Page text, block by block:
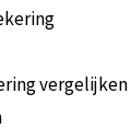
vergelijken